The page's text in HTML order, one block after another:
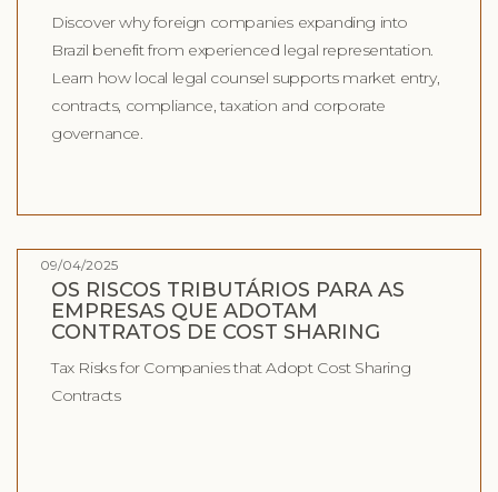
Discover why foreign companies expanding into
Brazil benefit from experienced legal representation.
Learn how local legal counsel supports market entry,
contracts, compliance, taxation and corporate
governance.
09/04/2025
OS RISCOS TRIBUTÁRIOS PARA AS
EMPRESAS QUE ADOTAM
CONTRATOS DE COST SHARING
Tax Risks for Companies that Adopt Cost Sharing
Contracts